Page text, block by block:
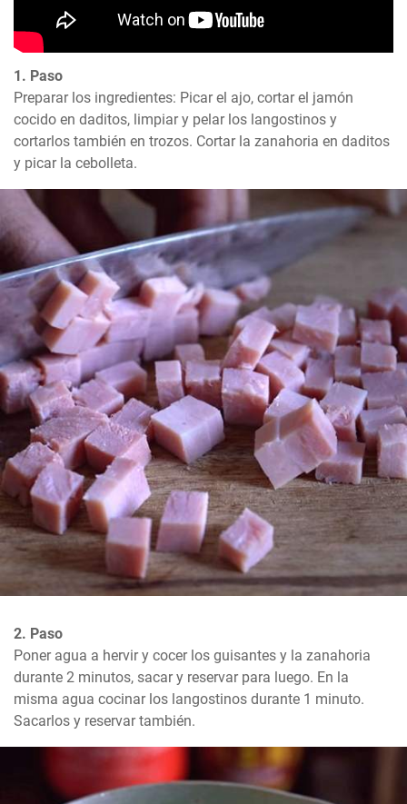
1. Paso
Preparar los ingredientes: Picar el ajo, cortar el jamón
cocido en daditos, limpiar y pelar los langostinos y
cortarlos también en trozos. Cortar la zanahoria en daditos
y picar la cebolleta.
2. Paso
Poner agua a hervir y cocer los guisantes y la zanahoria
durante 2 minutos, sacar y reservar para luego. En la
misma agua cocinar los langostinos durante 1 minuto.
Sacarlos y reservar también.